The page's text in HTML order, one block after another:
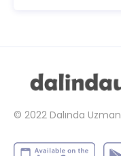
© 2022 Dalında Uzman